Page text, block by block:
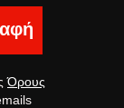
Όρους